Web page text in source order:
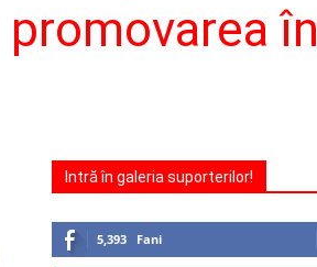
în
Intră în galeria suporterilor!
5,393 Fani